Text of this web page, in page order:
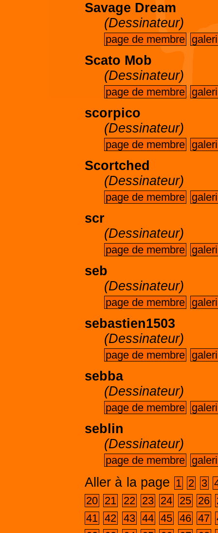
Savage Dream
(Dessinateur)
page de membre
Scato Mob
(Dessinateur)
page de membre
scorpico
(Dessinateur)
page de membre
Scortched
(Dessinateur)
page de membre
scr
(Dessinateur)
page de membre
seb
(Dessinateur)
page de membre
sebastien1503
(Dessinateur)
page de membre
sebba
(Dessinateur)
page de membre
seblin
(Dessinateur)
page de membre
Aller à la page 1 2 3
20 21 22 23 24 25 26
41 42 43 44 45 46 47